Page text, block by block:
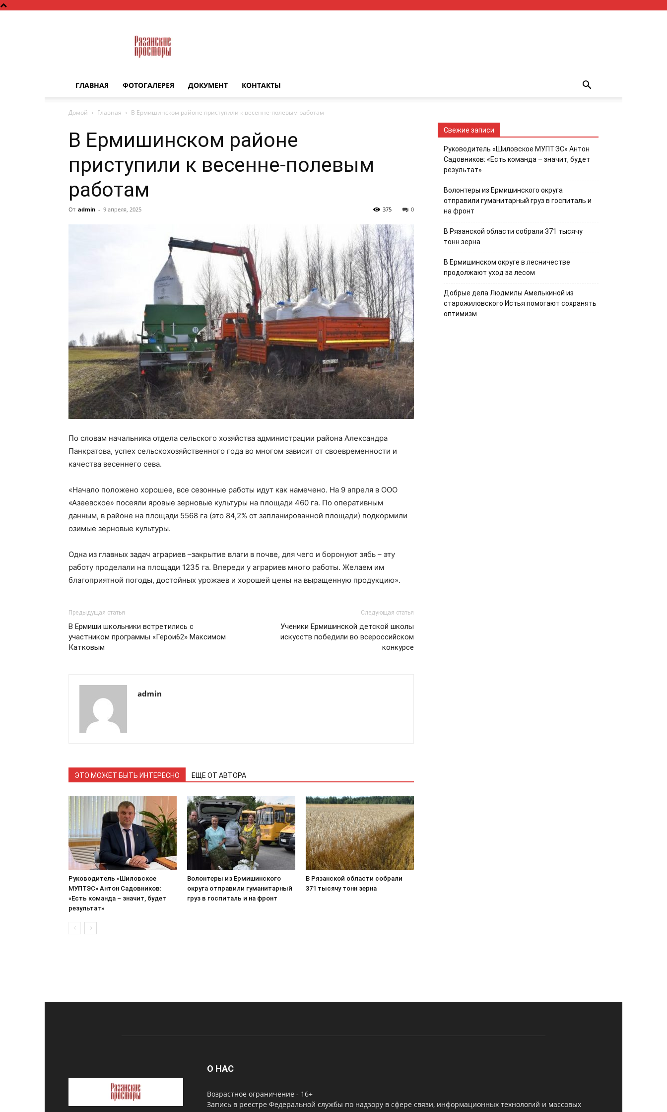
просторы
ГЛАВНАЯ ФОТОГАЛЕРЕЯ ДОКУМЕНТ КОНТАКТЫ
Домой Главная В Ермишинском районе приступили к весенне-полевым работам
В Ермишинском районе
приступили к весенне-полевым
работам
От admin - 9 апреля, 2025 0
375
По словам начальника отдела сельского хозяйства администрации района Александра
Панкратова, успех сельскохозяйственного года во многом зависит от своевременности и
качества весеннего сева.
«Начало положено хорошее, все сезонные работы идут как намечено. На 9 апреля в ООО
«Азеевское» посеяли яровые зерновые культуры на площади 460 га. По оперативным
данным, в районе на площади 5568 га (это 84,2% от запланированной площади) подкормили
озимые зерновые культуры.
Одна из главных задач аграриев –закрытие влаги в почве, для чего и боронуют зябь – эту
работу проделали на площади 1235 га. Впереди у аграриев много работы. Желаем им
благоприятной погоды, достойных урожаев и хорошей цены на выращенную продукцию».
Предыдущая статья
В Ермиши школьники встретились с
участником программы «Герои62» Максимом
Катковым
Следующая статья
Ученики Ермишинской детской школы
искусств победили во всероссийском
конкурсе
admin
ЭТО МОЖЕТ БЫТЬ ИНТЕРЕСНО ЕЩЕ ОТ АВТОРА
Руководитель «Шиловское
МУПТЭС» Антон Садовников:
«Есть команда – значит, будет
результат»
Волонтеры из Ермишинского
округа отправили гуманитарный
груз в госпиталь и на фронт
В Рязанской области собрали
371 тысячу тонн зерна
Свежие записи
Руководитель «Шиловское МУПТЭС» Антон
Садовников: «Есть команда – значит, будет
результат»
Волонтеры из Ермишинского округа
отправили гуманитарный груз в госпиталь и
на фронт
В Рязанской области собрали 371 тысячу
тонн зерна
В Ермишинском округе в лесничестве
продолжают уход за лесом
Добрые дела Людмилы Амелькиной из
старожиловского Истья помогают сохранять
оптимизм
О НАС
Возрастное ограничение - 16+
Запись в реестре Федеральной службы по надзору в сфере связи, информационных технологий и массовых